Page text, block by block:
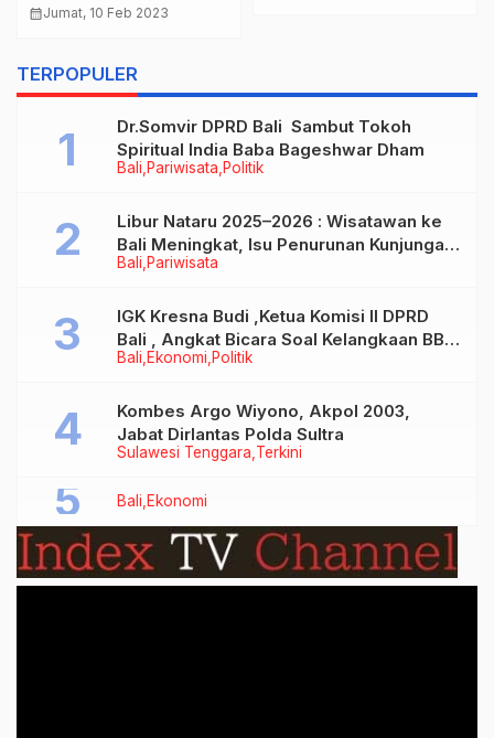
calendar_monthJumat, 10 Feb 2023
TERPOPULER
Bali Pariwisata Politik
Dr.Somvir DPRD Bali Sambut Tokoh
Spiritual India Baba Bageshwar Dham
Bali Pariwisata
Libur Nataru 2025–2026 : Wisatawan ke
Bali Meningkat, Isu Penurunan Kunjungan
Tidak Benar
Bali Ekonomi Politik
IGK Kresna Budi ,Ketua Komisi II DPRD
Bali , Angkat Bicara Soal Kelangkaan BBM
Bersubsidi Jenis Solar
Sulawesi Tenggara Terkini
Kombes Argo Wiyono, Akpol 2003,
Jabat Dirlantas Polda Sultra
Bali Ekonomi